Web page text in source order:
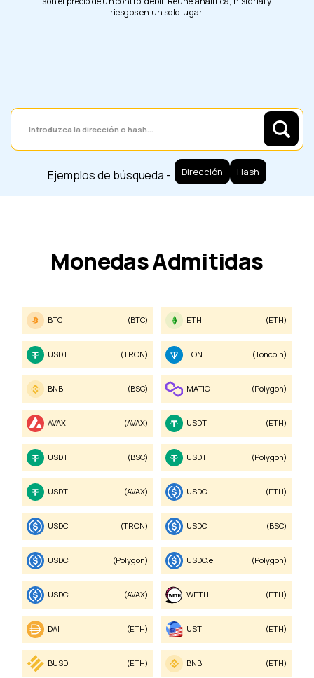
riesgos en un solo lugar.
Ejemplos de búsqueda - Dirección Hash
Monedas Admitidas
BTC (BTC) ETH (ETH)
USDT (TRON) TON (Toncoin)
BNB (BSC) MATIC (Polygon)
AVAX (AVAX) USDT (ETH)
USDT (BSC) USDT (Polygon)
USDT (AVAX) USDC (ETH)
USDC (TRON) USDC (BSC)
USDC (Polygon) USDC.e (Polygon)
USDC (AVAX) WETH (ETH)
DAI (ETH) UST (ETH)
BUSD (ETH) BNB (ETH)